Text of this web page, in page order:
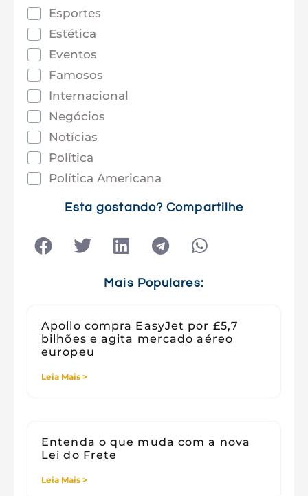
Esportes
Estética
Eventos
Famosos
Internacional
Negócios
Notícias
Política
Política Americana
Tecnologia
Esta gostando? Compartilhe
Mais Populares:
Apollo compra EasyJet por £5,7
bilhões e agita mercado aéreo
europeu
Leia Mais >
Entenda o que muda com a nova
Lei do Frete
Leia Mais >